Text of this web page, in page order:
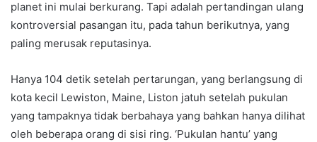
planet ini mulai berkurang. Tapi adalah pertandingan ulang
kontroversial pasangan itu, pada tahun berikutnya, yang
paling merusak reputasinya.
Hanya 104 detik setelah pertarungan, yang berlangsung di
kota kecil Lewiston, Maine, Liston jatuh setelah pukulan
yang tampaknya tidak berbahaya yang bahkan hanya dilihat
oleh beberapa orang di sisi ring. ‘Pukulan hantu’ yang